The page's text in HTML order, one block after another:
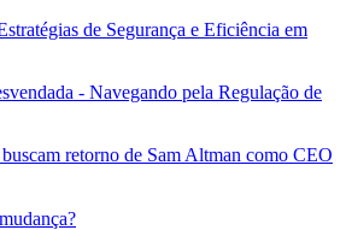
de Segurança e Eficiência em
- Navegando pela Regulação de
retorno de Sam Altman como CEO